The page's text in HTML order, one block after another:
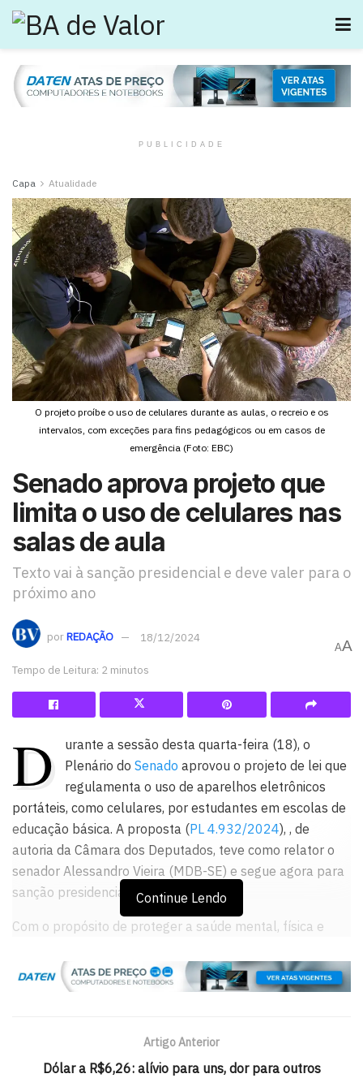
PUBLICIDADE
Capa Atualidade
O projeto proíbe o uso de celulares durante as aulas, o recreio e os
intervalos, com exceções para fins pedagógicos ou em casos de
emergência (Foto: EBC)
Senado aprova projeto que
limita o uso de celulares nas
salas de aula
Texto vai à sanção presidencial e deve valer para o
próximo ano
porREDAÇÃO 18/12/2024
Tempo de Leitura: 2 minutos
AA
D
urante a sessão desta quarta-feira (18), o
Plenário do Senado aprovou o projeto de lei que
regulamenta o uso de aparelhos eletrônicos
portáteis, como celulares, por estudantes em escolas de
educação básica. A proposta (PL 4.932/2024), , de
autoria da Câmara dos Deputados, teve como relator o
senador Alessandro Vieira (MDB-SE) e segue agora para
sanção presidencial.
Com o propósito de proteger a saúde mental, física e
uso de celulares durante as aulas, o recreio e os
intervalos, com exceções para fins pedagógicos ou em
inclusão e atender às condições de saúde dos
estudantes.
Continue Lendo
Artigo Anterior
Dólar a R$6,26: alívio para uns, dor para outros